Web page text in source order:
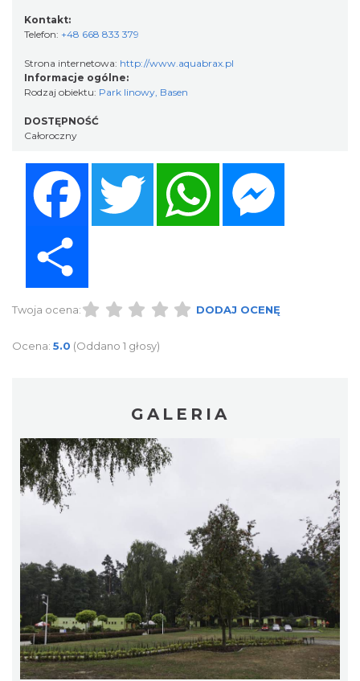
Kontakt:
Telefon: +48 668 833 379
Strona internetowa: http://www.aquabrax.pl
Informacje ogólne:
Rodzaj obiektu: Park linowy, Basen
DOSTĘPNOŚĆ
Całoroczny
Twitter WhatsApp
Twoja ocena: DODAJ OCENĘ
Ocena: 5.0 (Oddano 1 głosy)
GALERIA